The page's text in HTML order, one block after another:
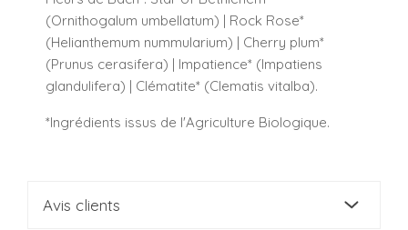
(Ornithogalum umbellatum) | Rock Rose*
(Helianthemum nummularium) | Cherry plum*
(Prunus cerasifera) | Impatience* (Impatiens
glandulifera) | Clématite* (Clematis vitalba).
*Ingrédients issus de l'Agriculture Biologique.
Avis clients